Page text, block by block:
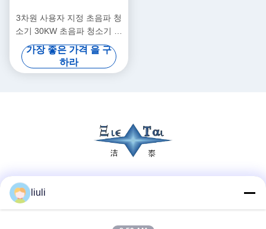
3차원 사용자 지정 초음파 청
소기 30KW 초음파 청소기 세
탁기 40KHZ
가장 좋은 가격 을 구
하라
liuli